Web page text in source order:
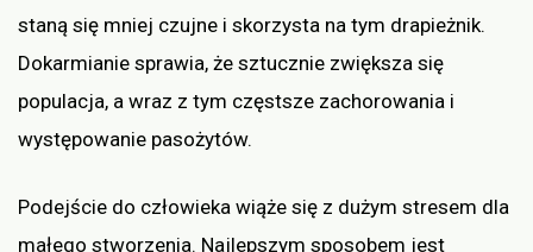
staną się mniej czujne i skorzysta na tym drapieżnik.
Dokarmianie sprawia, że sztucznie zwiększa się
populacja, a wraz z tym częstsze zachorowania i
występowanie pasożytów.
Podejście do człowieka wiąże się z dużym stresem dla
małego stworzenia. Najlepszym sposobem jest